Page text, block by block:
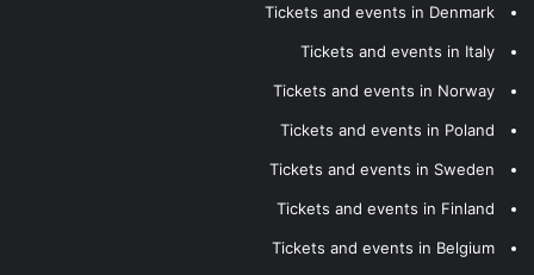
Tickets and events in Denmark
Tickets and events in Italy
Tickets and events in Norway
Tickets and events in Poland
Tickets and events in Sweden
Tickets and events in Finland
Tickets and events in Belgium